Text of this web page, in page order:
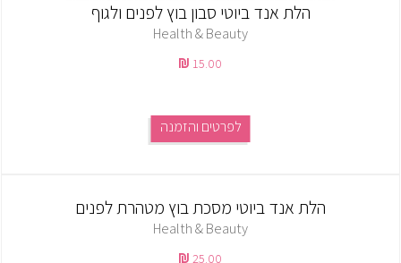
הלת אנד ביוטי סבון בוץ לפנים ולגוף
Health & Beauty
15.00
לפרטים והזמנה
הלת אנד ביוטי מסכת בוץ מטהרת לפנים
Health & Beauty
25.00